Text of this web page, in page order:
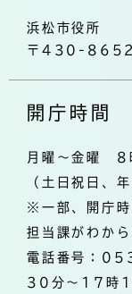
浜松市役所
〒430-8652
開庁時間
月曜～金曜
（土日祝日、
※一部、開庁時
担当課がわか
電話番号：
30分～17時